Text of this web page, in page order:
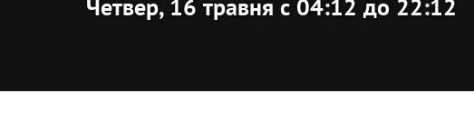
Четвер, 16 травня с 04:12 до 22:12